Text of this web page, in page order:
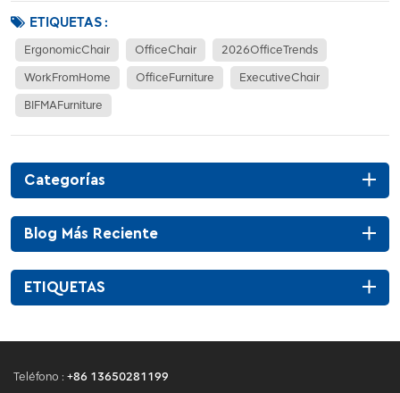
office workers focus on waist support, sitting posture correction, and
long-term co...
ETIQUETAS :
ErgonomicChair OfficeChair 2026OfficeTrends
WorkFromHome OfficeFurniture ExecutiveChair
BIFMAFurniture
Categorías
Blog Más Reciente
ETIQUETAS
Teléfono : +86 13650281199